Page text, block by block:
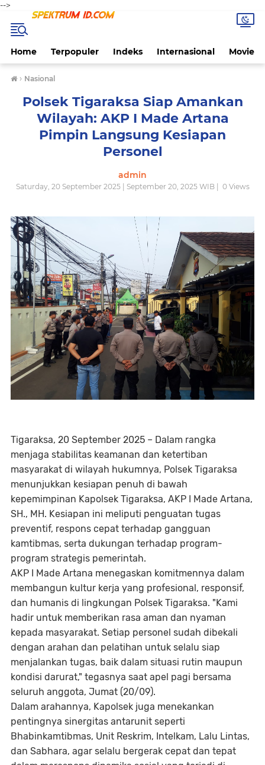
-->
Home Terpopuler Indeks Internasional Movie
› Nasional
Polsek Tigaraksa Siap Amankan
Wilayah: AKP I Made Artana
Pimpin Langsung Kesiapan
Personel
admin
Saturday, 20 September 2025 | September 20, 2025 WIB | 0Views
Tigaraksa, 20 September 2025 – Dalam rangka
menjaga stabilitas keamanan dan ketertiban
masyarakat di wilayah hukumnya, Polsek Tigaraksa
menunjukkan kesiapan penuh di bawah
kepemimpinan Kapolsek Tigaraksa, AKP I Made Artana,
SH., MH. Kesiapan ini meliputi penguatan tugas
preventif, respons cepat terhadap gangguan
kamtibmas, serta dukungan terhadap program-
program strategis pemerintah.
AKP I Made Artana menegaskan komitmennya dalam
membangun kultur kerja yang profesional, responsif,
dan humanis di lingkungan Polsek Tigaraksa. "Kami
hadir untuk memberikan rasa aman dan nyaman
kepada masyarakat. Setiap personel sudah dibekali
dengan arahan dan pelatihan untuk selalu siap
menjalankan tugas, baik dalam situasi rutin maupun
kondisi darurat," tegasnya saat apel pagi bersama
seluruh anggota, Jumat (20/09).
Dalam arahannya, Kapolsek juga menekankan
pentingnya sinergitas antarunit seperti
Bhabinkamtibmas, Unit Reskrim, Intelkam, Lalu Lintas,
dan Sabhara, agar selalu bergerak cepat dan tepat